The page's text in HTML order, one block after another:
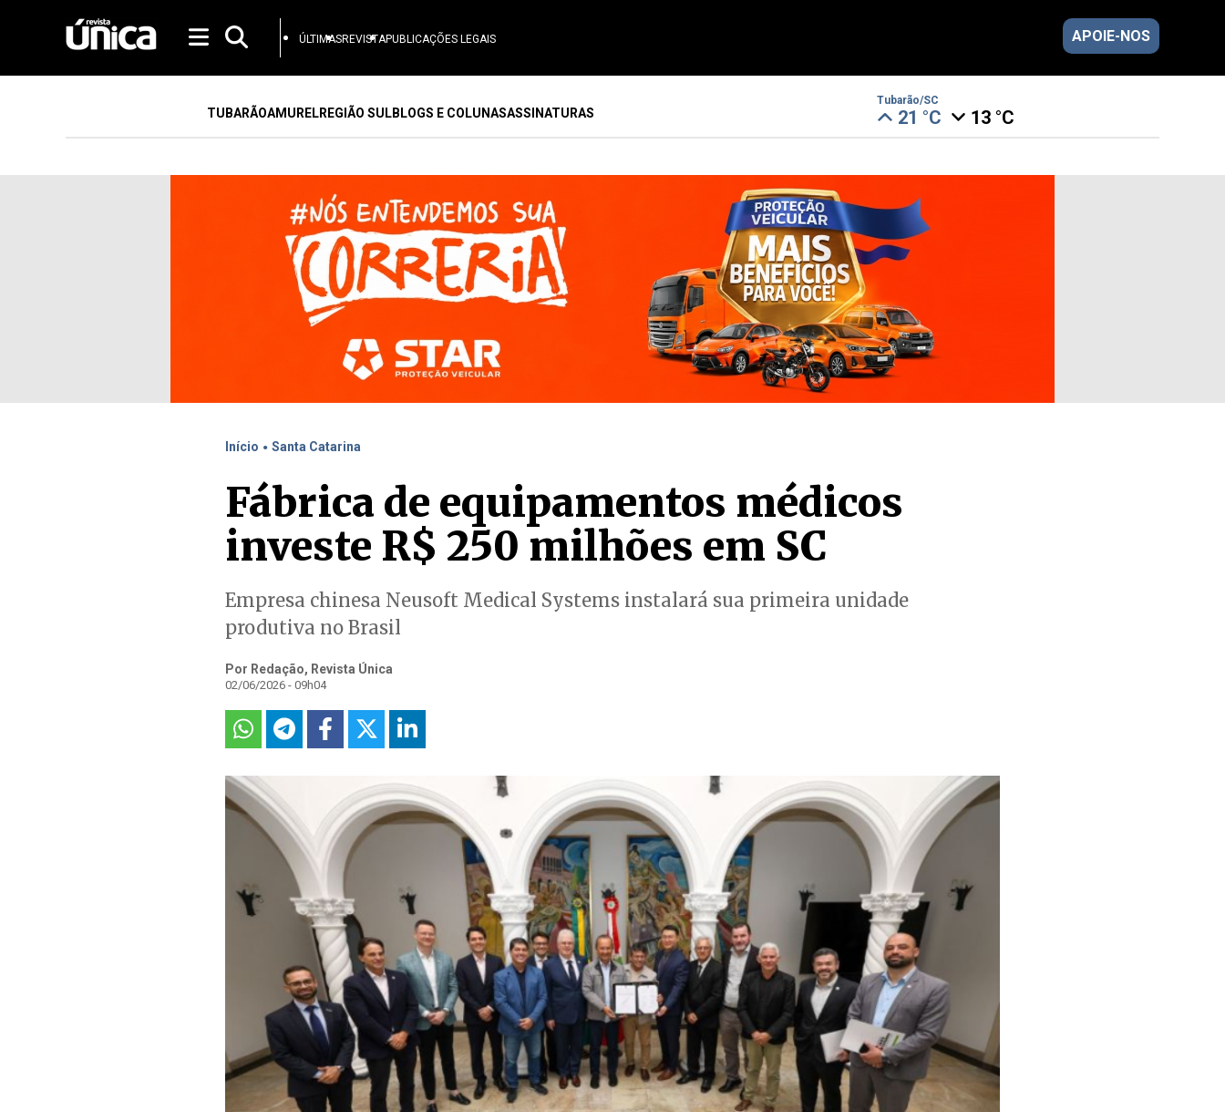
ÚLTIMASREVISTAPUBLICAÇÕES LEGAIS APOIE-NOS
TUBARÃOAMURELREGIÃO SULBLOGS E COLUNASASSINATURAS
Tubarão/SC
21 °C 13 °C
Início . Santa Catarina
Fábrica de equipamentos médicos
investe R$ 250 milhões em SC
Empresa chinesa Neusoft Medical Systems instalará sua primeira unidade
produtiva no Brasil
Por Redação, Revista Única
02/06/2026 - 09h04